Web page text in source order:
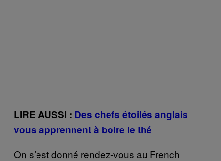
LIRE AUSSI : Des chefs étoilés anglais
vous apprennent à boire le thé
On s’est donné rendez-vous au French